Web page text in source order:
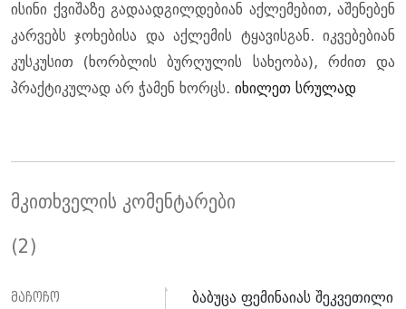
ისინი ქვიშაზე გადაადგილდებიან აქლემებით, აშენებენ
კარვებს ჯოხებისა და აქლემის ტყავისგან. იკვებებიან
კუსკუსით (ხორბლის ბურღულის სახეობა), რძით და
პრაქტიკულად არ ჭამენ ხორცს. იხილეთ სრულად
მკითხველის კომენტარები
(2)
მაჩოჩო
ბაბუცა ფემინაიას შეკვეთილი